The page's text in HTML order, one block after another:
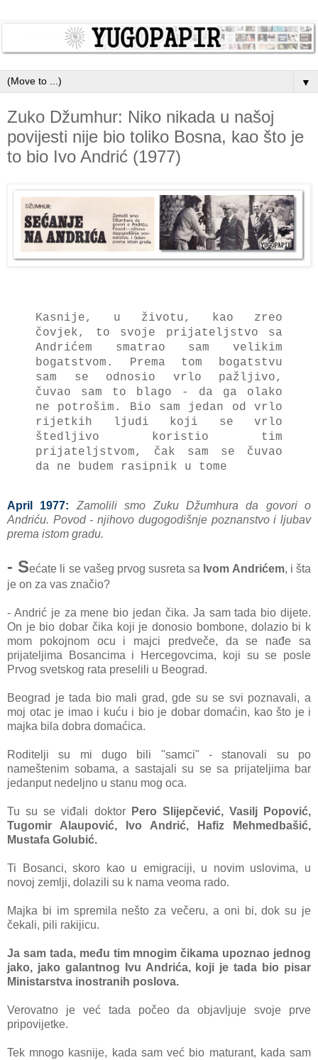
▼
Zuko Džumhur: Niko nikada u našoj
povijesti nije bio toliko Bosna, kao što je
to bio Ivo Andrić (1977)
Kasnije, u životu, kao zreo
čovjek, to svoje prijateljstvo sa
Andrićem smatrao sam velikim
bogatstvom. Prema tom bogatstvu
sam se odnosio vrlo pažljivo,
čuvao sam to blago - da ga olako
ne potrošim. Bio sam jedan od vrlo
rijetkih ljudi koji se vrlo
štedljivo koristio tim
prijateljstvom, čak sam se čuvao
da ne budem rasipnik u tome
April 1977:
Zamolili smo Zuku Džumhura da govori o
Andriću. Povod - njihovo dugogodišnje poznanstvo i ljubav
prema istom gradu.
- Sećate li se vašeg prvog susreta sa Ivom Andrićem, i šta
je on za vas značio?
- Andrić je za mene bio jedan čika. Ja sam tada bio dijete.
On je bio dobar čika koji je donosio bombone, dolazio bi k
mom pokojnom ocu i majci predveče, da se nađe sa
prijateljima Bosancima i Hercegovcima, koji su se posle
Prvog svetskog rata preselili u Beograd.
Beograd je tada bio mali grad, gde su se svi poznavali, a
moj otac je imao i kuću i bio je dobar domaćin, kao što je i
majka bila dobra domaćica.
Roditelji su mi dugo bili "samci" - stanovali su po
nameštenim sobama, a sastajali su se sa prijateljima bar
jedanput nedeljno u stanu mog oca.
Tu su se viđali doktor
Pero Slijepčević, Vasilj Popović,
Tugomir Alaupović, Ivo Andrić, Hafiz Mehmedbašić,
Mustafa Golubić.
Ti Bosanci, skoro kao u emigraciji, u novim uslovima, u
novoj zemlji, dolazili su k nama veoma rado.
Majka bi im spremila nešto za večeru, a oni bi, dok su je
čekali, pili rakijicu.
Ja sam tada, među tim mnogim čikama upoznao jednog
jako, jako galantnog Ivu Andrića, koji je tada bio pisar
Ministarstva inostranih poslova.
Verovatno je već tada počeo da objavljuje svoje prve
pripovijetke.
Tek mnogo kasnije, kada sam već bio maturant, kada sam